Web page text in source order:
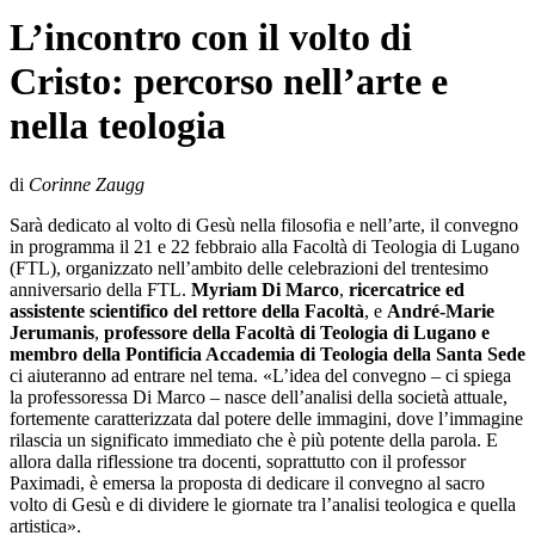
L’incontro con il volto di
Cristo: percorso nell’arte e
nella teologia
di Corinne Zaugg
Sarà dedicato al volto di Gesù nella filosofia e nell’arte, il convegno
in programma il 21 e 22 febbraio alla Facoltà di Teologia di Lugano
(FTL), organizzato nell’ambito delle celebrazioni del trentesimo
anniversario della FTL. Myriam Di Marco, ricercatrice ed
assistente scientifico del rettore della Facoltà, e André-Marie
Jerumanis, professore della Facoltà di Teologia di Lugano e
membro della Pontificia Accademia di Teologia della Santa Sede
ci aiuteranno ad entrare nel tema. «L’idea del convegno – ci spiega
la professoressa Di Marco – nasce dell’analisi della società attuale,
fortemente caratterizzata dal potere delle immagini, dove l’immagine
rilascia un significato immediato che è più potente della parola. E
allora dalla riflessione tra docenti, soprattutto con il professor
Paximadi, è emersa la proposta di dedicare il convegno al sacro
volto di Gesù e di dividere le giornate tra l’analisi teologica e quella
artistica».